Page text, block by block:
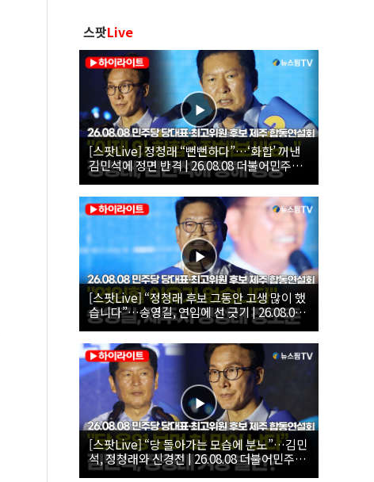
스팟Live
[스팟Live] 정청래 “뻔뻔하다”…‘화합’ 꺼낸
김민석에 정면 반격 | 26.08.08 더불어민주당
당대표·최고위원 후보 제주 합동연설회
[스팟Live] “정청래 후보 그동안 고생 많이 했
습니다”…송영길, 연임에 선 긋기 | 26.08.08
더불어민주당 당대표·최고위원 후보 제주 합
동연설회
[스팟Live] “당 돌아가는 모습에 분노”…김민
석, 정청래와 신경전 | 26.08.08 더불어민주당
당대표·최고위원 후보 제주 합동연설회